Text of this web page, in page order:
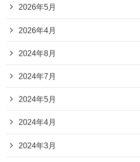
2026年5月
2026年4月
2024年8月
2024年7月
2024年5月
2024年4月
2024年3月